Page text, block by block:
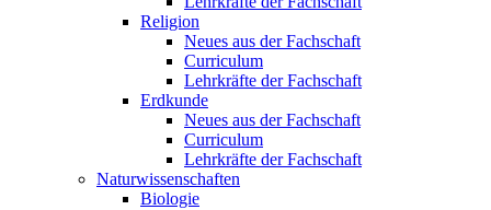
Religion
Neues aus der Fachschaft
Curriculum
Lehrkräfte der Fachschaft
Erdkunde
Neues aus der Fachschaft
Curriculum
Lehrkräfte der Fachschaft
Naturwissenschaften
Biologie